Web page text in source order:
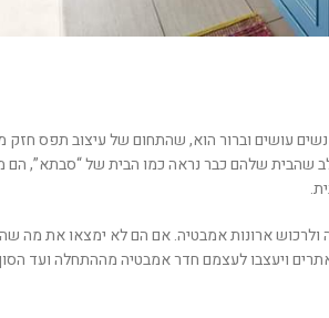
עושים וברור הוא, שהתחום של עיצוב תפס
לב שהבית שלהם כבר נראה כמו הבית של “סבתא”, הם
ארונות אמבטיה. אם הם לא ימצאו את מה
ויעצבו לעצמם חדר אמבטיה מההתחלה ועד